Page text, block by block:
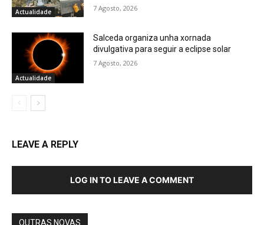
Actualidade 7 Agosto, 2026
Actualidade
Salceda organiza unha xornada
divulgativa para seguir a eclipse solar
7 Agosto, 2026
LEAVE A REPLY
LOG IN TO LEAVE A COMMENT
OUTRAS NOVAS